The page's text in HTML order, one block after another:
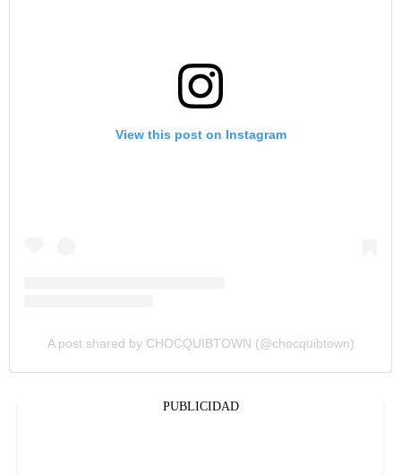
View this post on Instagram
A post shared by CHOCQUIBTOWN (@chocquibtown)
PUBLICIDAD